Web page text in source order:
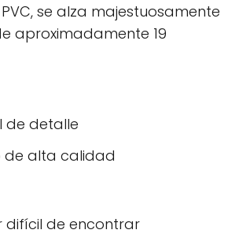
se alza majestuosamente
aproximadamente 19
de detalle
alta calidad
difícil de encontrar